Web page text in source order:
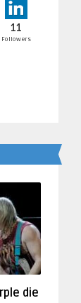
11
Followers
die